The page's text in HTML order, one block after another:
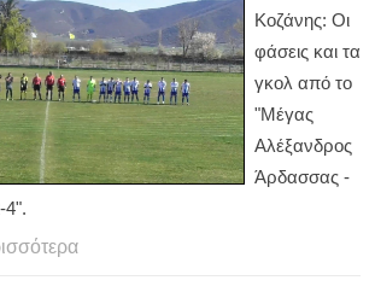
Κοζάνης: Οι
φάσεις και τα
γκολ από το
"Μέγας
Αλέξανδρος
Άρδασσας -
4".